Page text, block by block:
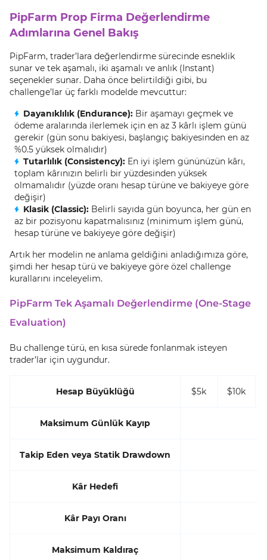
PipFarm Prop Firma Değerlendirme
Adımlarına Genel Bakış
PipFarm, trader’lara değerlendirme sürecinde esneklik
sunar ve tek aşamalı, iki aşamalı ve anlık (Instant)
seçenekler sunar. Daha önce belirtildiği gibi, bu
challenge’lar üç farklı modelde mevcuttur:
Dayanıklılık (Endurance): Bir aşamayı geçmek ve
ödeme aralarında ilerlemek için en az 3 kârlı işlem günü
gerekir (gün sonu bakiyesi, başlangıç bakiyesinden en az
%0.5 yüksek olmalıdır)
Tutarlılık (Consistency): En iyi işlem gününüzün kârı,
toplam kârınızın belirli bir yüzdesinden yüksek
olmamalıdır (yüzde oranı hesap türüne ve bakiyeye göre
değişir)
Klasik (Classic): Belirli sayıda gün boyunca, her gün en
az bir pozisyonu kapatmalısınız (minimum işlem günü,
hesap türüne ve bakiyeye göre değişir)
Artık her modelin ne anlama geldiğini anladığımıza göre,
şimdi her hesap türü ve bakiyeye göre özel challenge
kurallarını inceleyelim.
PipFarm Tek Aşamalı Değerlendirme (One-Stage
Evaluation)
Bu challenge türü, en kısa sürede fonlanmak isteyen
trader’lar için uygundur.
Hesap Büyüklüğü $5k $10k
Maksimum Günlük Kayıp
Takip Eden veya Statik Drawdown
Kâr Hedefi
Kâr Payı Oranı
Maksimum Kaldıraç